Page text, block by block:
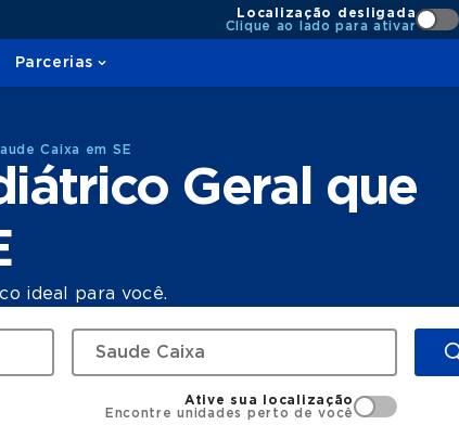
Localização desligada
Clique ao lado para ativar
Parcerias
Caixa em SE
Geral que
ideal para você.
Ative sua localização
Encontre unidades perto de você